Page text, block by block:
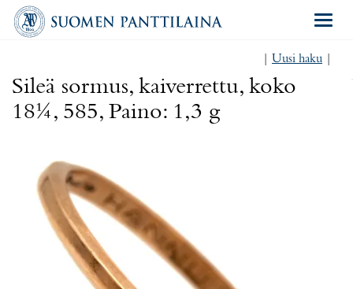
Uusi haku
Sileä sormus, kaiverrettu, koko
18¼, 585, Paino: 1,3 g